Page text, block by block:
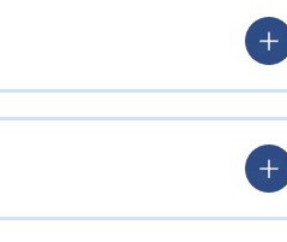
要約・ディスカッションを組み
構築するプロセスを重視。思考
ある。60分×年間42回の授業
）」など多様な思考実験を
、教室長と講師が常に寄り添
ュニケーションを促進するため
ュニケーション能力を同時に伸
定着度が高く、多面的な学びを
い構造になっている。